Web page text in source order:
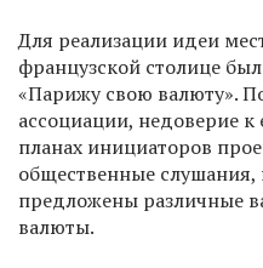
Для реализации идеи
французской столице
«Парижу свою валюту».
ассоциации, недоверие к
планах инициаторов
общественные слушания,
предложены различные
валюты.